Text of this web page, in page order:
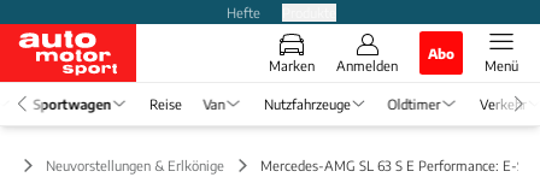
Hefte
Marken Anmelden
Abo
Menü
Sportwagen Reise Van Nutzfahrzeuge Oldtimer Verkehr
Neuvorstellungen & Erlkönige Mercedes-AMG SL 63 S E Performance: E-